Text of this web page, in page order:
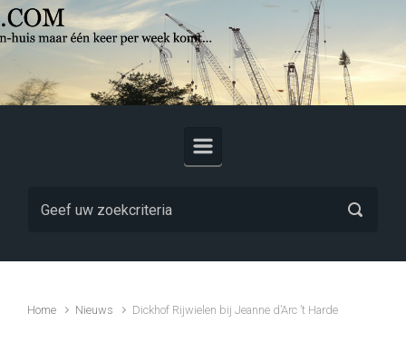
Skip to main content
Home Nieuws Dickhof Rijwielen bij Jeanne d’Arc ’t Harde